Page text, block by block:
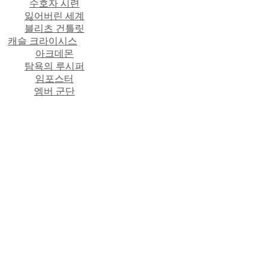
수호자 시련
잃어버린 세계
블리츠 건틀릿
캐슬 크라이시스
아크데몬
탐욕의 루시퍼
임포스터
엠버 군단